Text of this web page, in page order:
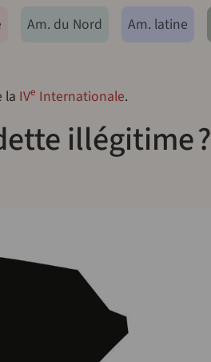
Am. du Nord Am. latine
la IVe Internationale.
illégitime ?